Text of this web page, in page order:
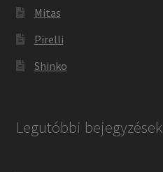
Mitas
Pirelli
Shinko
Legutóbbi bejegyzések